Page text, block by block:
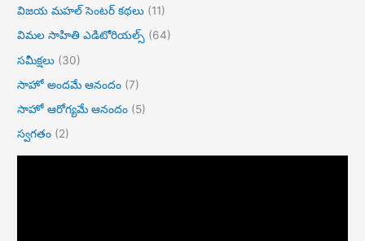
విజయ మహల్ సెంటర్ కథలు (11)
విమల సాహితి ఎడిటోరియల్స్ (64)
సమీక్షలు (30)
సాహో అందమే ఆనందం (7)
సాహో ఆరోగ్యమే ఆనందం (5)
స్వగతం (2)